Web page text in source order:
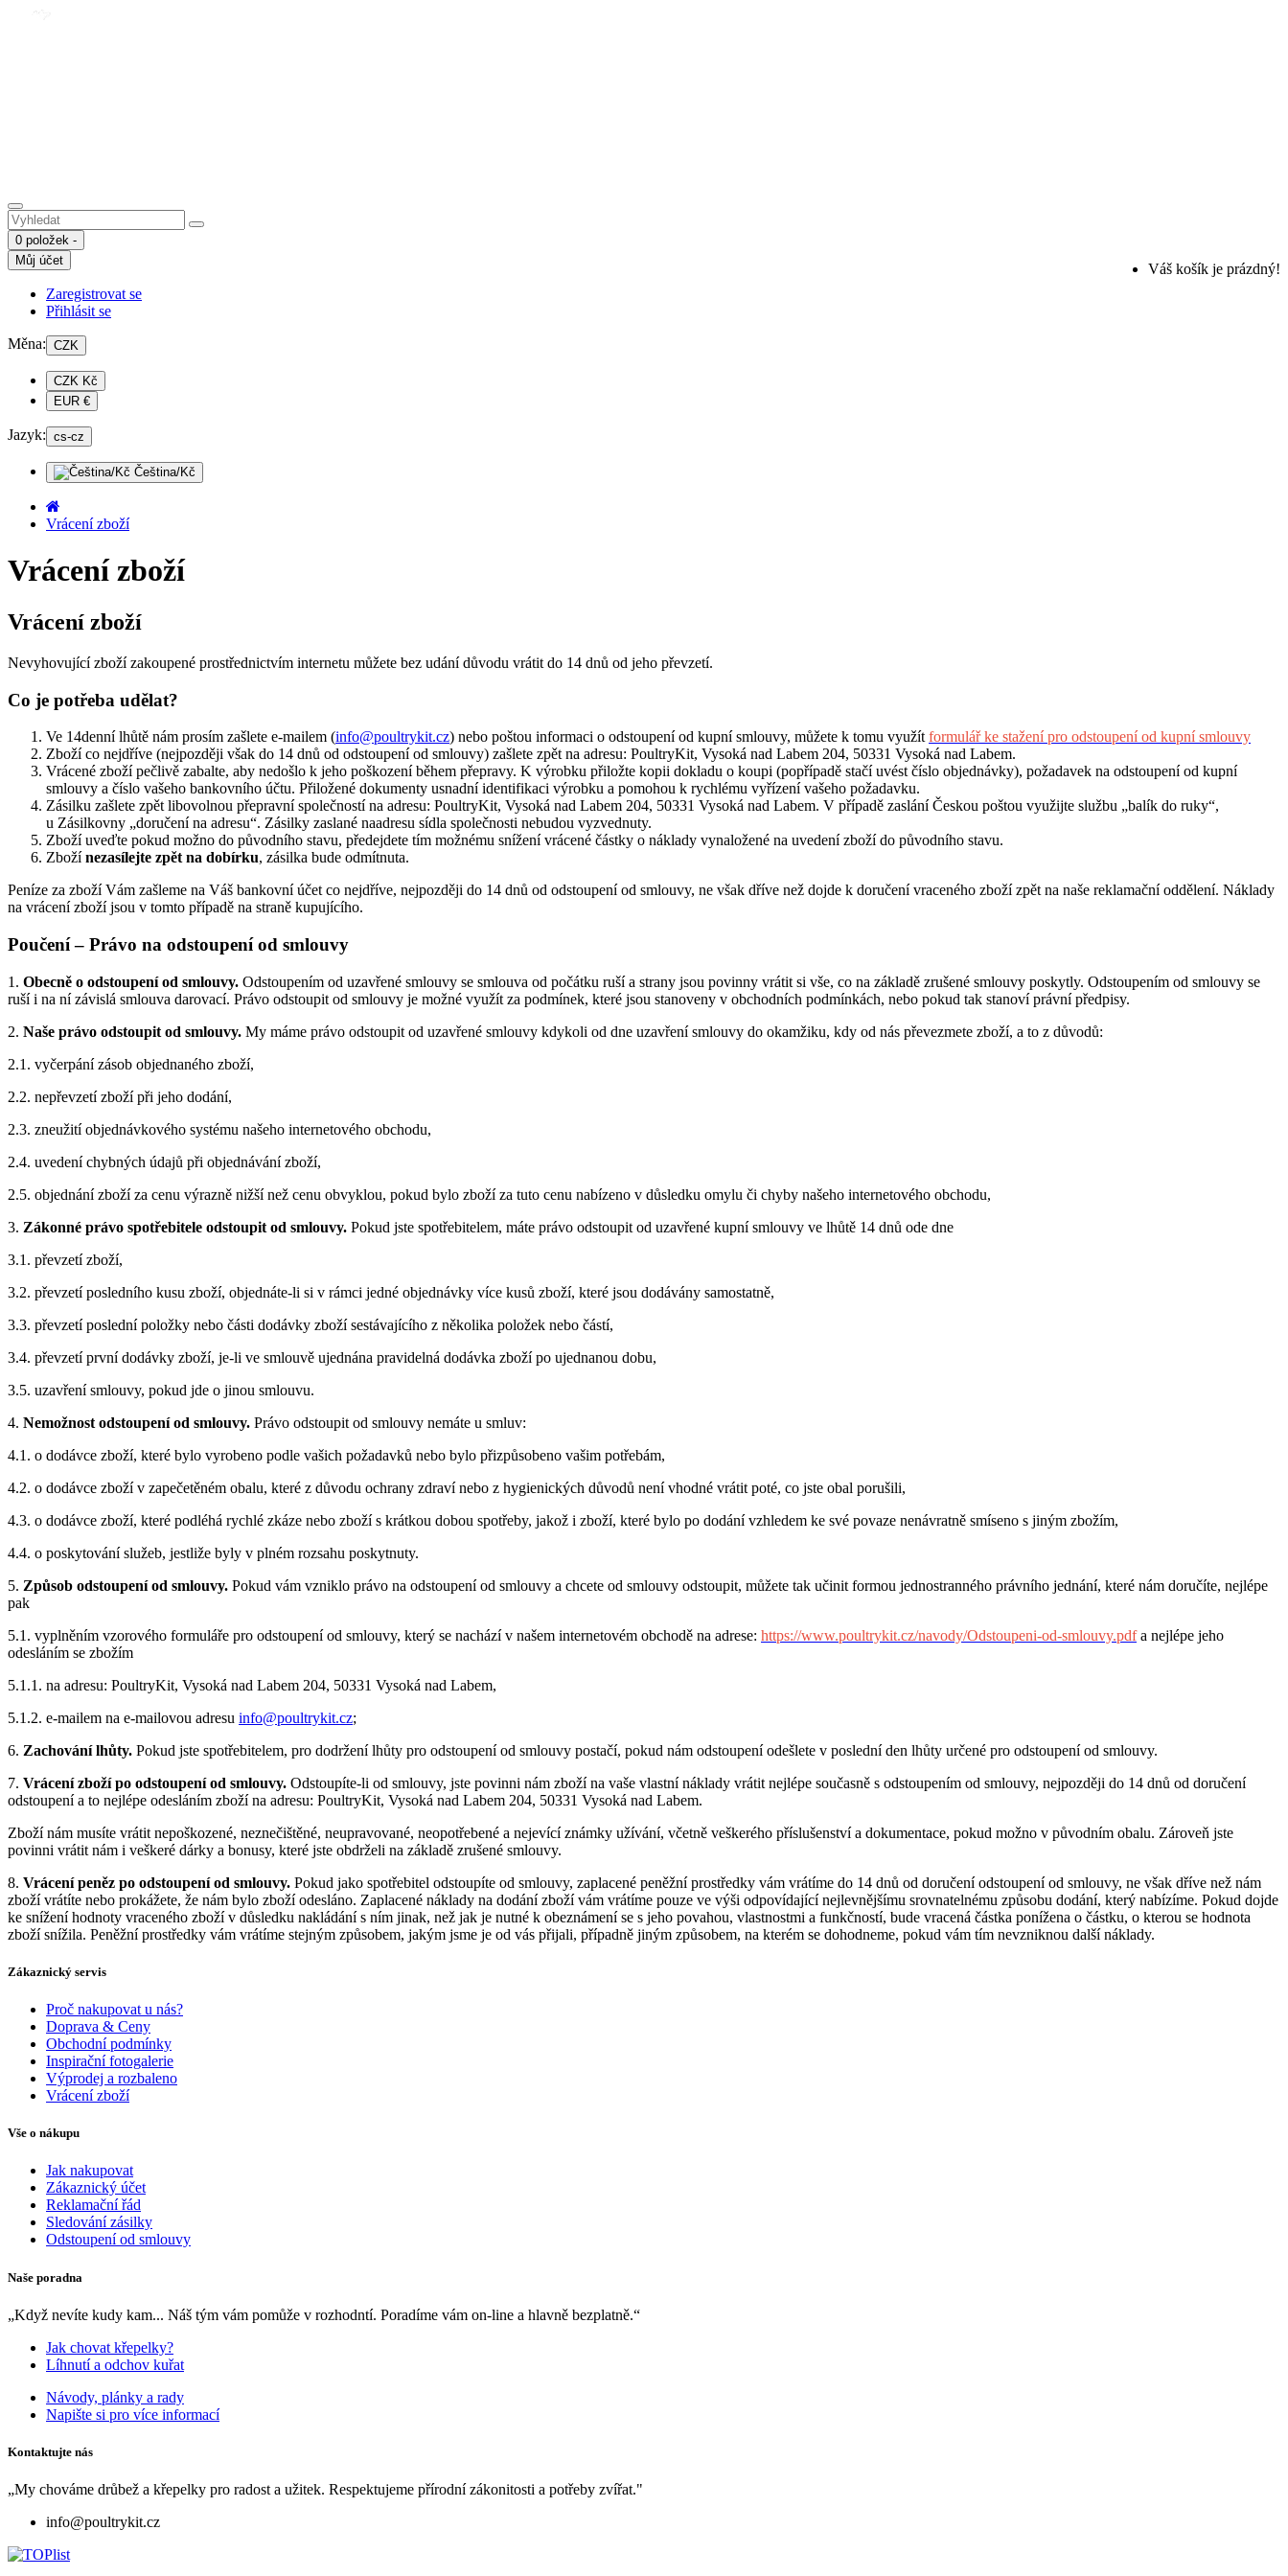
0 položek -
Váš košík je prázdný!
Můj účet
Zaregistrovat se
Přihlásit se
Měna: CZK
CZK Kč
EUR €
Jazyk: cs-cz
Čeština/Kč
Vrácení zboží
Vrácení zboží
Vrácení zboží
Nevyhovující zboží zakoupené prostřednictvím internetu můžete bez udání důvodu vrátit do 14 dnů od jeho převzetí.
Co je potřeba udělat?
Ve 14denní lhůtě nám prosím zašlete e-mailem (info@poultrykit.cz) nebo poštou informaci o odstoupení od kupní smlouvy, můžete k tomu využít formulář ke stažení pro odstoupení od kupní smlouvy
Zboží co nejdříve (nejpozději však do 14 dnů od odstoupení od smlouvy) zašlete zpět na adresu: PoultryKit, Vysoká nad Labem 204, 50331 Vysoká nad Labem.
Vrácené zboží pečlivě zabalte, aby nedošlo k jeho poškození během přepravy. K výrobku přiložte kopii dokladu o koupi (popřípadě stačí uvést číslo objednávky), požadavek na odstoupení od kupní
smlouvy a číslo vašeho bankovního účtu. Přiložené dokumenty usnadní identifikaci výrobku a pomohou k rychlému vyřízení vašeho požadavku.
Zásilku zašlete zpět libovolnou přepravní společností na adresu: PoultryKit, Vysoká nad Labem 204, 50331 Vysoká nad Labem. V případě zaslání Českou poštou využijte službu „balík do ruky“,
u Zásilkovny „doručení na adresu“. Zásilky zaslané naadresu sídla společnosti nebudou vyzvednuty.
Zboží uveďte pokud možno do původního stavu, předejdete tím možnému snížení vrácené částky o náklady vynaložené na uvedení zboží do původního stavu.
Zbožínezasílejte zpět na dobírku, zásilka bude odmítnuta.
Peníze za zboží Vám zašleme na Váš bankovní účet co nejdříve, nejpozději do 14 dnů od odstoupení od smlouvy, ne však dříve než dojde k doručení vraceného zboží zpět na naše reklamační oddělení. Náklady
na vrácení zboží jsou v tomto případě na straně kupujícího.
Poučení – Právo na odstoupení od smlouvy
1. Obecně o odstoupení od smlouvy. Odstoupením od uzavřené smlouvy se smlouva od počátku ruší a strany jsou povinny vrátit si vše, co na základě zrušené smlouvy poskytly. Odstoupením od smlouvy se
ruší i na ní závislá smlouva darovací. Právo odstoupit od smlouvy je možné využít za podmínek, které jsou stanoveny v obchodních podmínkách, nebo pokud tak stanoví právní předpisy.
2. Naše právo odstoupit od smlouvy. My máme právo odstoupit od uzavřené smlouvy kdykoli od dne uzavření smlouvy do okamžiku, kdy od nás převezmete zboží, a to z důvodů:
2.1. vyčerpání zásob objednaného zboží,
2.2. nepřevzetí zboží při jeho dodání,
2.3. zneužití objednávkového systému našeho internetového obchodu,
2.4. uvedení chybných údajů při objednávání zboží,
2.5. objednání zboží za cenu výrazně nižší než cenu obvyklou, pokud bylo zboží za tuto cenu nabízeno v důsledku omylu či chyby našeho internetového obchodu,
3. Zákonné právo spotřebitele odstoupit od smlouvy. Pokud jste spotřebitelem, máte právo odstoupit od uzavřené kupní smlouvy ve lhůtě 14 dnů ode dne
3.1. převzetí zboží,
3.2. převzetí posledního kusu zboží, objednáte-li si v rámci jedné objednávky více kusů zboží, které jsou dodávány samostatně,
3.3. převzetí poslední položky nebo části dodávky zboží sestávajícího z několika položek nebo částí,
3.4. převzetí první dodávky zboží, je-li ve smlouvě ujednána pravidelná dodávka zboží po ujednanou dobu,
3.5. uzavření smlouvy, pokud jde o jinou smlouvu.
4. Nemožnost odstoupení od smlouvy. Právo odstoupit od smlouvy nemáte u smluv:
4.1. o dodávce zboží, které bylo vyrobeno podle vašich požadavků nebo bylo přizpůsobeno vašim potřebám,
4.2. o dodávce zboží v zapečetěném obalu, které z důvodu ochrany zdraví nebo z hygienických důvodů není vhodné vrátit poté, co jste obal porušili,
4.3. o dodávce zboží, které podléhá rychlé zkáze nebo zboží s krátkou dobou spotřeby, jakož i zboží, které bylo po dodání vzhledem ke své povaze nenávratně smíseno s jiným zbožím,
4.4. o posky­tování služeb, jestliže byly v plném rozsahu poskytnuty.
5. Způsob odstoupení od smlouvy. Pokud vám vzniklo právo na odstoupení od smlouvy a chcete od smlouvy odstoupit, můžete tak učinit formou jednostranného právního jednání, které nám doručíte, nejlépe
pak
5.1. vyplněním vzorového formuláře pro odstoupení od smlouvy, který se nachází v našem internetovém obchodě na adrese: https://www.poultrykit.cz/navody/Odstoupeni-od-smlouvy.pdfa nejlépe jeho
odesláním se zbožím
5.1.1. na adresu: PoultryKit, Vysoká nad Labem 204, 50331 Vysoká nad Labem,
5.1.2. e-mailem na e-mailovou adresu info@poultrykit.cz;
6. Zachování lhůty. Pokud jste spotřebitelem, pro dodržení lhůty pro odstoupení od smlouvy postačí, pokud nám odstoupení odešlete v poslední den lhůty určené pro odstoupení od smlouvy.
7. Vrácení zboží po odstoupení od smlouvy. Odstoupíte-li od smlouvy, jste povinni nám zboží na vaše vlastní náklady vrátit nejlépe současně s odstoupením od smlouvy, nejpozději do 14 dnů od doručení
odstoupení a to nejlépe odesláním zboží na adresu: PoultryKit, Vysoká nad Labem 204, 50331 Vysoká nad Labem.
Zboží nám musíte vrátit nepoškozené, neznečištěné, neupravované, neopotřebené a nejevící známky užívání, včetně veškerého příslušenství a dokumentace, pokud možno v původním obalu. Zároveň jste
povinni vrátit nám i veškeré dárky a bonusy, které jste obdrželi na základě zrušené smlouvy.
8. Vrácení peněz po odstoupení od smlouvy. Pokud jako spotřebitel odstoupíte od smlouvy, zaplacené peněžní prostředky vám vrátíme do 14 dnů od doručení odstoupení od smlouvy, ne však dříve než nám
zboží vrátíte nebo prokážete, že nám bylo zboží odesláno. Zaplacené náklady na dodání zboží vám vrátíme pouze ve výši odpovídající nejlevnějšímu srovnatelnému způsobu dodání, který nabízíme. Pokud dojde
ke snížení hodnoty vraceného zboží v důsledku nakládání s ním jinak, než jak je nutné k obeznámení se s jeho povahou, vlastnostmi a funkčností, bude vracená částka ponížena o částku, o kterou se hodnota
zboží snížila. Peněžní prostředky vám vrátíme stejným způsobem, jakým jsme je od vás přijali, případně jiným způsobem, na kterém se dohodneme, pokud vám tím nevzniknou další náklady.
Zákaznický servis
Proč nakupovat u nás?
Doprava & Ceny
Obchodní podmínky
Inspirační fotogalerie
Výprodej a rozbaleno
Vrácení zboží
Vše o nákupu
Jak nakupovat
Zákaznický účet
Reklamační řád
Sledování zásilky
Odstoupení od smlouvy
Naše poradna
„Když nevíte kudy kam... Náš tým vám pomůže v rozhodntí. Poradíme vám on-line a hlavně bezplatně.“
Jak chovat křepelky?
Líhnutí a odchov kuřat
Návody, plánky a rady
Napište si pro více informací
Kontaktujte nás
„My chováme drůbež a křepelky pro radost a užitek. Respektujeme přírodní zákonitosti a potřeby zvířat."
info@poultrykit.cz